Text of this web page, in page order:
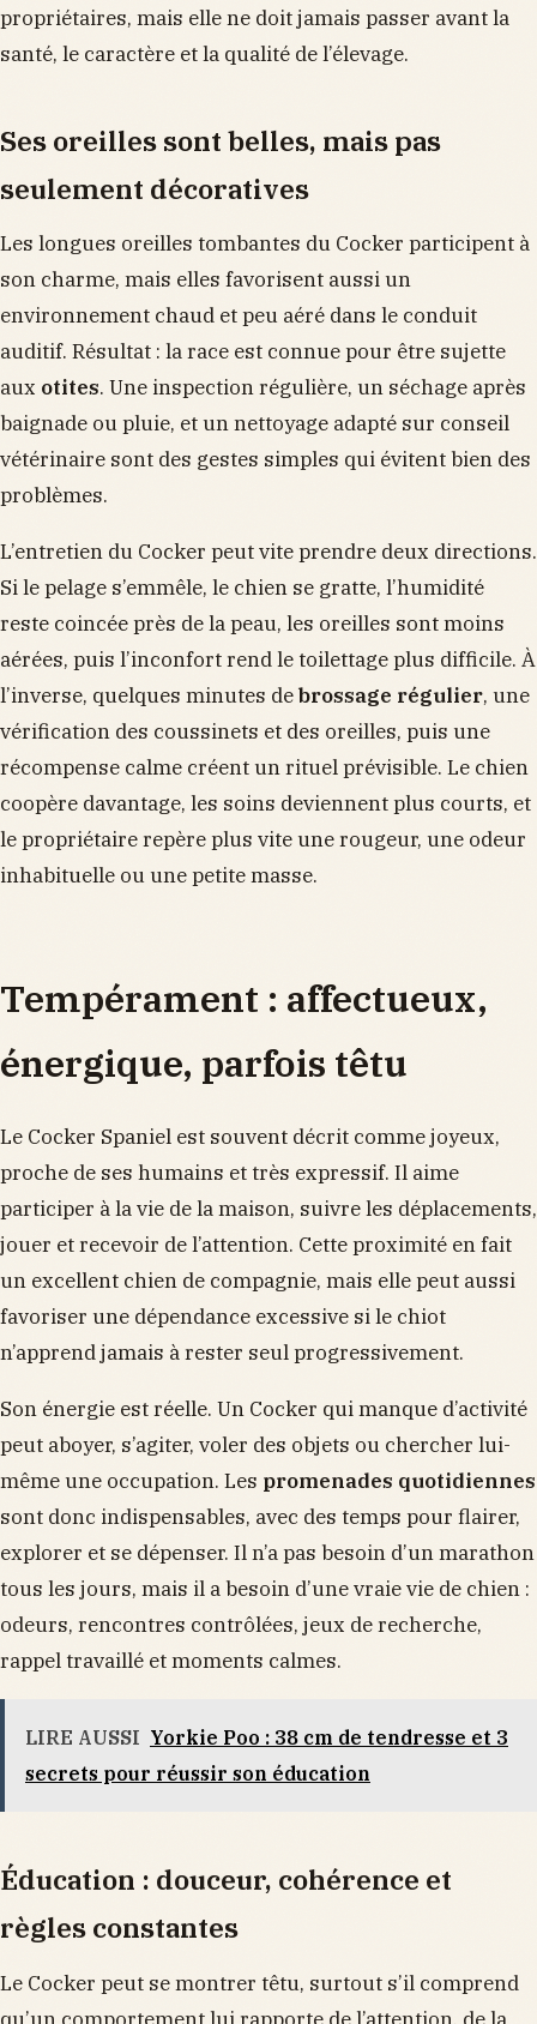
propriétaires, mais elle ne doit jamais passer avant la
santé, le caractère et la qualité de l’élevage.
Ses oreilles sont belles, mais pas
seulement décoratives
Les longues oreilles tombantes du Cocker participent à
son charme, mais elles favorisent aussi un
environnement chaud et peu aéré dans le conduit
auditif. Résultat : la race est connue pour être sujette
aux otites. Une inspection régulière, un séchage après
baignade ou pluie, et un nettoyage adapté sur conseil
vétérinaire sont des gestes simples qui évitent bien des
problèmes.
L’entretien du Cocker peut vite prendre deux directions.
Si le pelage s’emmêle, le chien se gratte, l’humidité
reste coincée près de la peau, les oreilles sont moins
aérées, puis l’inconfort rend le toilettage plus difficile. À
l’inverse, quelques minutes debrossage régulier, une
vérification des coussinets et des oreilles, puis une
récompense calme créent un rituel prévisible. Le chien
coopère davantage, les soins deviennent plus courts, et
le propriétaire repère plus vite une rougeur, une odeur
inhabituelle ou une petite masse.
Tempérament : affectueux,
énergique, parfois têtu
Le Cocker Spaniel est souvent décrit comme joyeux,
proche de ses humains et très expressif. Il aime
participer à la vie de la maison, suivre les déplacements,
jouer et recevoir de l’attention. Cette proximité en fait
un excellent chien de compagnie, mais elle peut aussi
favoriser une dépendance excessive si le chiot
n’apprend jamais à rester seul progressivement.
Son énergie est réelle. Un Cocker qui manque d’activité
peut aboyer, s’agiter, voler des objets ou chercher lui-
même une occupation. Les promenades quotidiennes
sont donc indispensables, avec des temps pour flairer,
explorer et se dépenser. Il n’a pas besoin d’un marathon
tous les jours, mais il a besoin d’une vraie vie de chien :
odeurs, rencontres contrôlées, jeux de recherche,
rappel travaillé et moments calmes.
LIRE AUSSI Yorkie Poo : 38 cm de tendresse et 3
secrets pour réussir son éducation
Éducation : douceur, cohérence et
règles constantes
Le Cocker peut se montrer têtu, surtout s’il comprend